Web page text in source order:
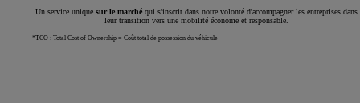
Un service unique sur le marché qui s'inscrit dans notre volonté d'accompagner les entreprises dans
leur transition vers une mobilité économe et responsable.
*TCO : Total Cost of Ownership = Coût total de possession du véhicule